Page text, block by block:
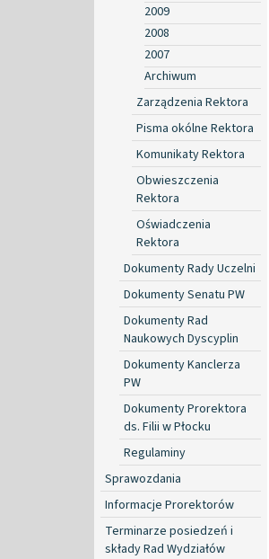
2009
2008
2007
Archiwum
Zarządzenia Rektora
Pisma okólne Rektora
Komunikaty Rektora
Obwieszczenia
Rektora
Oświadczenia
Rektora
Dokumenty Rady Uczelni
Dokumenty Senatu PW
Dokumenty Rad
Naukowych Dyscyplin
Dokumenty Kanclerza
PW
Dokumenty Prorektora
ds. Filii w Płocku
Regulaminy
Sprawozdania
Informacje Prorektorów
Terminarze posiedzeń i
składy Rad Wydziałów